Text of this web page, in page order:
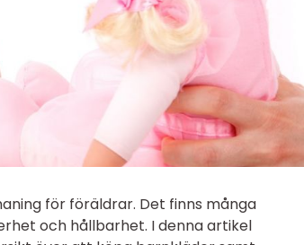
för föräldrar. Det finns många
och hållbarhet. I denna artikel